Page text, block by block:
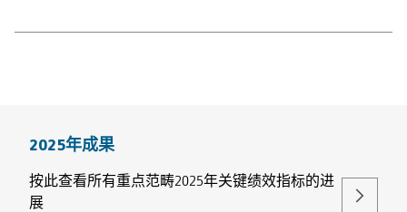
2025年成果
按此查看所有重点范畴2025年关键绩效指标的进
展